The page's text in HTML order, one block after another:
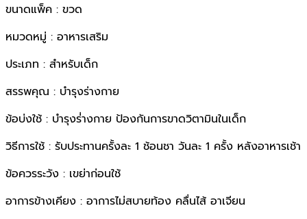
ขนาดแพ็ค : ขวด
หมวดหมู่ : อาหารเสริม
ประเภท : สำหรับเด็ก
สรรพคุณ : บำรุงร่างกาย
ข้อบ่งใช้ : บำรุงร่่างกาย ป้องกันการขาดวิตามินในเด็ก
วิธีการใช้ : รับประทานครั้งละ 1 ช้อนชา วันละ 1 ครั้ง หลังอาหารเช้า
ข้อควรระวัง : เขย่าก่อนใช้
อาการข้างเคียง : อาการไม่สบายท้อง คลื่นไส้ อาเจียน